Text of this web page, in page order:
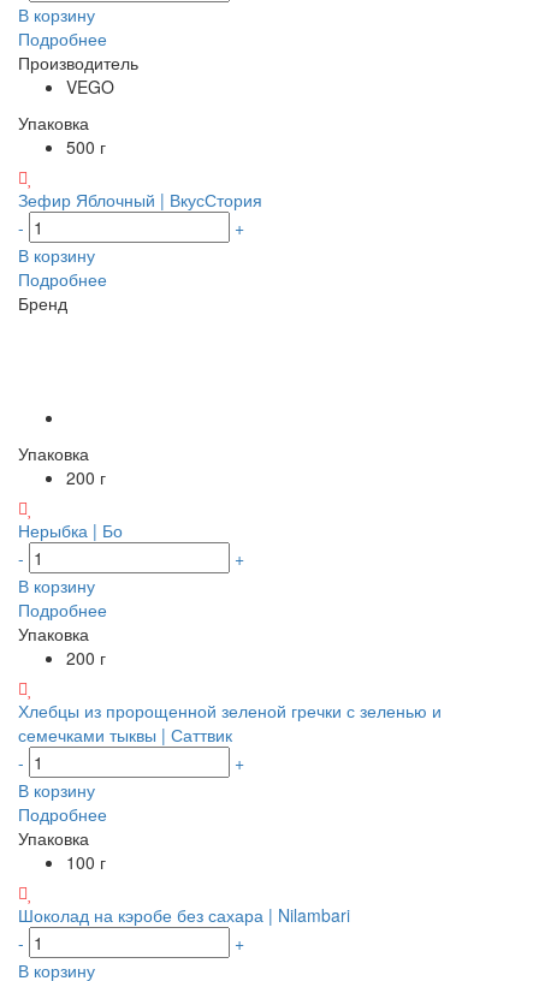
В корзину
Подробнее
Производитель
VEGO
Упаковка
500 г
Зефир Яблочный | ВкусСтория
-
+
В корзину
Подробнее
Бренд
Упаковка
200 г
Нерыбка | Бо
-
+
В корзину
Подробнее
Упаковка
200 г
Хлебцы из пророщенной зеленой гречки с зеленью и
семечками тыквы | Саттвик
-
+
В корзину
Подробнее
Упаковка
100 г
Шоколад на кэробе без сахара | Nilambari
-
+
В корзину